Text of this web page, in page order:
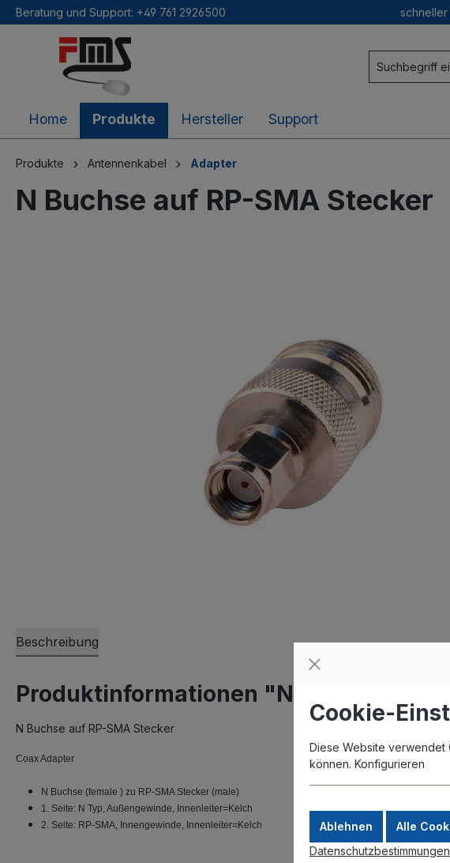
springen
Beratung und Support: +49 761 2926500
Home Produkte Hersteller Support
Produkte Antennenkabel Adapter
N Buchse auf RP-SMA Stecker
Beschreibung
Produktinformationen "N Buchse auf
N Buchse auf RP-SMA Stecker
Coax Adapter
N Buchse (female ) zu RP-SMA Stecker (male)
1. Seite: N Typ, Außengewinde, Innenleiter=Kelch
2. Seite: RP-SMA, Innengewinde, Innenleiter=Kelch
Cookie-
Diese Website verwendet
können. Konfigurieren
Ablehnen
Alle
Datenschutzbestimmungen